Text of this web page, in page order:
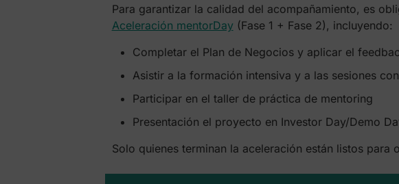
Para garantizar la calidad del acompañamiento, es
Aceleración mentorDay(Fase 1 + Fase 2), incluyendo:
Completar el Plan de Negocios y aplicar el
Asistir a la formación intensiva y a las sesiones
Participar en el taller de práctica de mentoring
Presentación el proyecto en Investor Day/Demo
Solo quienes terminan la aceleración están listos